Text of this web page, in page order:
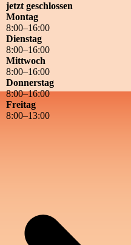
jetzt geschlossen
Montag
8:00–16:00
Dienstag
8:00–16:00
Mittwoch
8:00–16:00
Donnerstag
8:00–16:00
Freitag
8:00–13:00